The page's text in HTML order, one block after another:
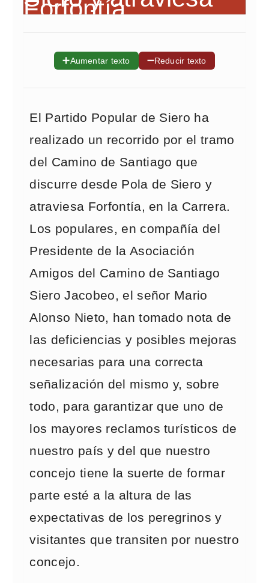
➕Aumentar texto ➖Reducir texto
El Partido Popular de Siero ha
realizado un recorrido por el tramo
del Camino de Santiago que
discurre desde Pola de Siero y
atraviesa Forfontía, en la Carrera.
Los populares, en compañía del
Presidente de la Asociación
Amigos del Camino de Santiago
Siero Jacobeo, el señor Mario
Alonso Nieto, han tomado nota de
las deficiencias y posibles mejoras
necesarias para una correcta
señalización del mismo y, sobre
todo, para garantizar que uno de
los mayores reclamos turísticos de
nuestro país y del que nuestro
concejo tiene la suerte de formar
parte esté a la altura de las
expectativas de los peregrinos y
visitantes que transiten por nuestro
concejo.